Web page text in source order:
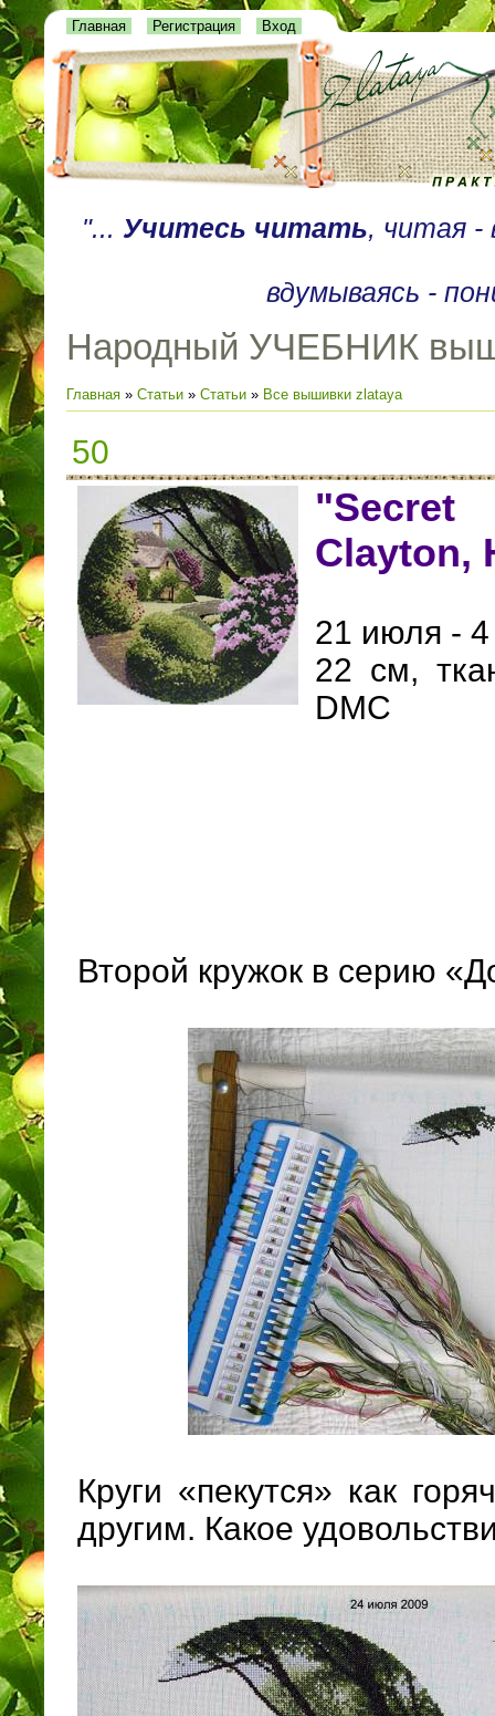
Главная Регистрация Вход
"... Учитесь читать, читая -
вдумываясь -
Народный УЧЕБНИК
Главная » Статьи » Статьи » Все вышивки zlataya
50
Clayton,
21 июля - 4
22 см,
DMC
Второй кружок в серию
Круги «пекутся» как
другим. Какое